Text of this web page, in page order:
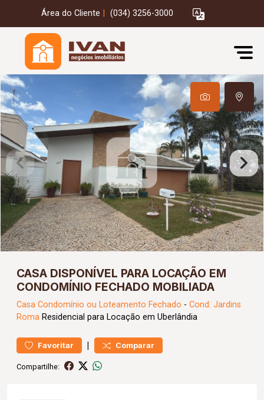
Área do Cliente (034) 3256-3000
CASA DISPONÍVEL PARA LOCAÇÃO EM
CONDOMÍNIO FECHADO MOBILIADA
Casa Condomínio ou Loteamento Fechado - Cond. Jardins
Roma Residencial para Locação em Uberlândia
Favoritar | Comparar
Compartilhe: